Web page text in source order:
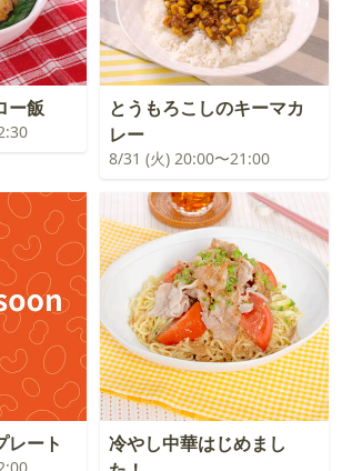
ー飯
とうもろこしのキーマカ
レー
8/31 (火) 20:00〜21:00
レート
冷やし中華はじめまし